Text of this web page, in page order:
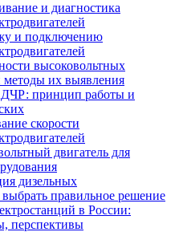
и диагностика
и подключению
высоковольтных
методы их выявления
принцип работы и
скорости
двигатель для
дизельных
правильное решение
в России:
перспективы